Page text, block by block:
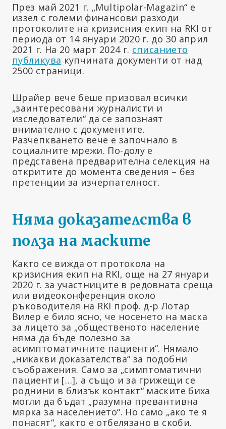
През май 2021 г. „Multipolar-Magazin“ е
иззел с големи финансови разходи
протоколите на кризисния екип на RKI от
периода от 14 януари 2020 г. до 30 април
2021 г. На 20 март 2024 г. списанието
публикува купчината документи от над
2500 страници.
Шрайер вече беше призовал всички
„заинтересовани журналисти и
изследователи“ да се запознаят
внимателно с документите.
Разчепкването вече е започнало в
социалните мрежи. По-долу е
представена предварителна селекция на
откритите до момента сведения – без
претенции за изчерпателност.
Няма доказателства в
полза на маските
Както се вижда от протокола на
кризисния екип на RKI, още на 27 януари
2020 г. за участниците в редовната среща
или видеоконференция около
ръководителя на RKI проф. д-р Лотар
Вилер е било ясно, че носенето на маска
за лицето за „общественото население
няма да бъде полезно за
асимптоматичните пациенти“. Нямало
„никакви доказателства“ за подобни
съображения. Само за „симптоматични
пациенти […], а също и за грижещи се
роднини в близък контакт“ маските биха
могли да бъдат „разумна превантивна
мярка за населението“. Но само „ако те я
понасят“, както е отбелязано в скоби.